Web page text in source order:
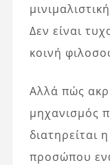
Δεν είναι
κοινή
Αλλά πώς
μηχανισμός
διατηρείται
προσώπου